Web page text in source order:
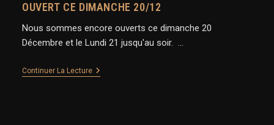
OUVERT CE DIMANCHE 20/12
Nous sommes encore ouverts ce dimanche 20
Décembre et le Lundi 21 jusqu'au soir. …
Continuer La LectureOuvert